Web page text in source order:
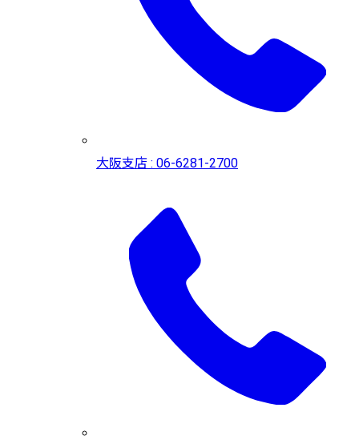
大阪支店 : 06-6281-2700